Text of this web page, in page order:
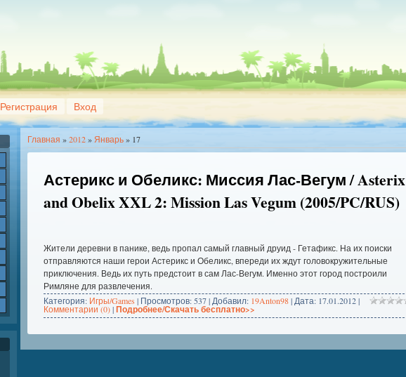
Регистрация Вход
Главная »2012» Январь» 17
Астерикс и Обеликс: Миссия Лас-Вегум / Asterix
and Obelix XXL 2: Mission Las Vegum (2005/PC/RUS)
Жители деревни в панике, ведь пропал самый главный друид - Гетафикс. На их поиски
отправляются наши герои Астерикс и Обеликс, впереди их ждут головокружительные
приключения. Ведь их путь предстоит в сам Лас-Вегум. Именно этот город построили
Римляне для развлечения.
Категория: Игры/Games | Просмотров: 537 | Добавил: 19Anton98| Дата: 17.01.2012|
Комментарии (0)|Подробнее/Скачать бесплатно>>